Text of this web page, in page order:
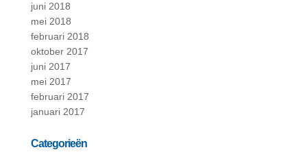
juni 2018
mei 2018
februari 2018
oktober 2017
juni 2017
mei 2017
februari 2017
januari 2017
Categorieën